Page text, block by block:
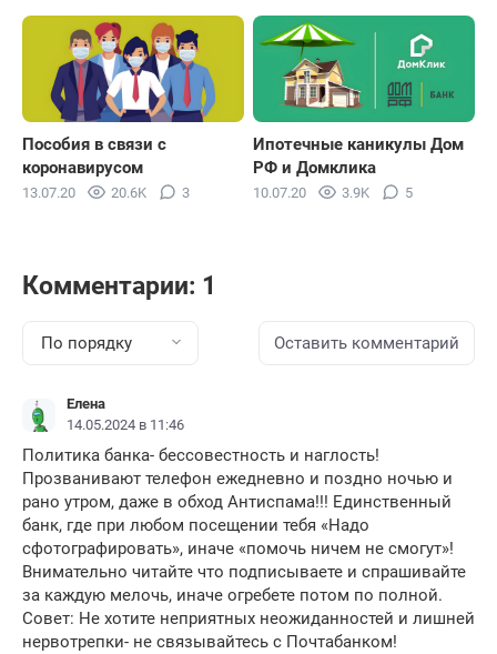
Пособия в связи с
коронавирусом
13.07.20 20.6K 3
Ипотечные каникулы Дом
РФ и Домклика
10.07.20 3.9K 5
Комментарии: 1
По порядку Оставить комментарий
Елена
14.05.2024 в 11:46
Политика банка- бессовестность и наглость!
Прозванивают телефон ежедневно и поздно ночью и
рано утром, даже в обход Антиспама!!! Единственный
банк, где при любом посещении тебя «Надо
сфотографировать», иначе «помочь ничем не смогут»!
Внимательно читайте что подписываете и спрашивайте
за каждую мелочь, иначе огребете потом по полной.
Совет: Не хотите неприятных неожиданностей и лишней
нервотрепки- не связывайтесь с Почтабанком!